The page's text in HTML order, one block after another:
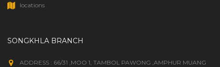
locations
SONGKHLA BRANCH
ADDRESS : 66/31 ,MOO 1, TAMBOL PAWONG ,AMPHUR MUANG